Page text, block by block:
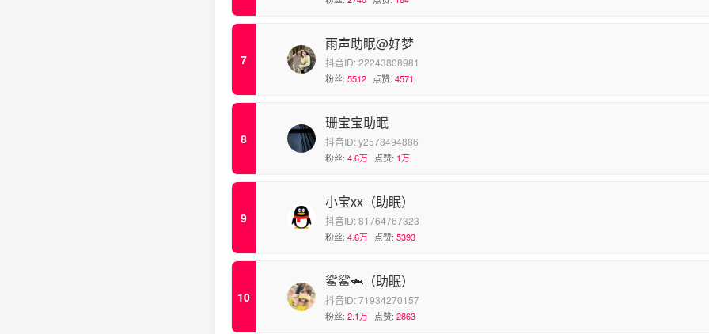
雨声助眠@好梦
抖音ID:22243808981
粉丝: 5512 点赞: 4571
珊宝宝助眠
抖音ID:y2578494886
粉丝: 4.6万 点赞: 1万
小宝xx（助眠）
抖音ID:81764767323
粉丝: 4.6万 点赞: 5393
鲨鲨🦈（助眠）
抖音ID:71934270157
粉丝: 2.1万 点赞: 2863